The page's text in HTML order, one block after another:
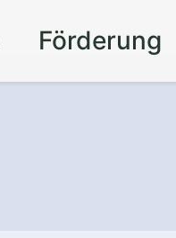
Förderung